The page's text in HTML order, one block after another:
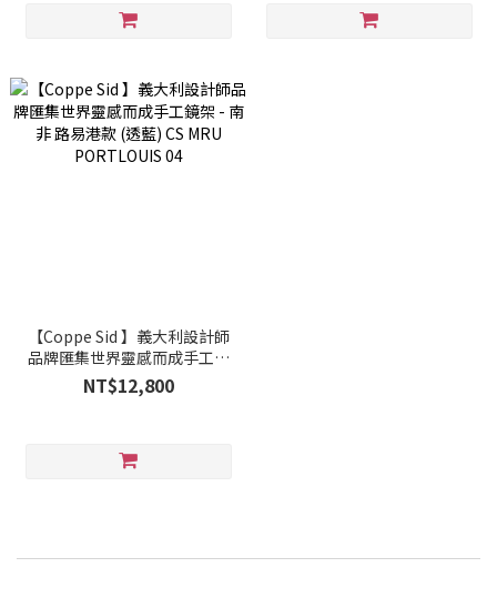
【Coppe Sid 】義大利設計師
品牌匯集世界靈感而成手工鏡
架 - 南非 路易港款 (透藍) CS
MRU PORTLOUIS 04
NT$12,800